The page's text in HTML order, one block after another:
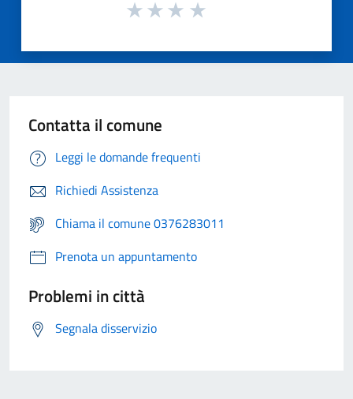
Contatta il comune
Leggi le domande frequenti
Richiedi Assistenza
Chiama il comune 0376283011
Prenota un appuntamento
Problemi in città
Segnala disservizio